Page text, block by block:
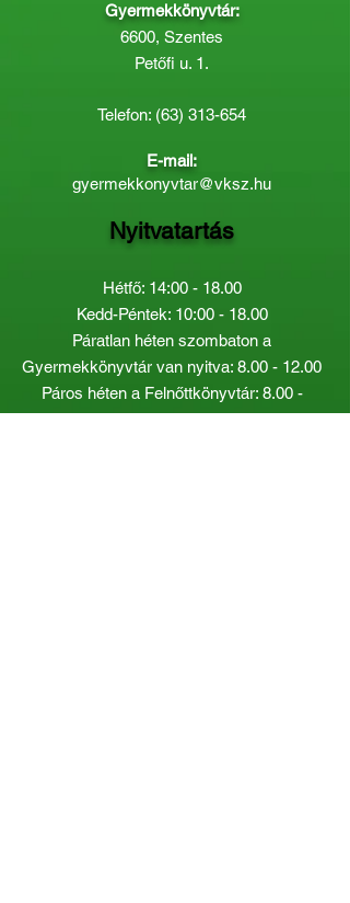
Gyermekkönyvtár:
6600, Szentes
Petőfi u. 1.
Telefon: (63) 313-654
E-mail:
gyermekkonyvtar@vksz.hu
Nyitvatartás
Hétfő: 14:00 - 18.00
Kedd-Péntek: 10:00 - 18.00
Páratlan héten szombaton a
Gyermekkönyvtár van nyitva: 8.00 - 12.00
Páros héten a Felnőttkönyvtár: 8.00 -
12.00óráig.